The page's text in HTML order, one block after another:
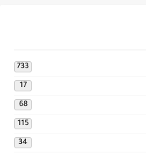
733
17
68
115
34